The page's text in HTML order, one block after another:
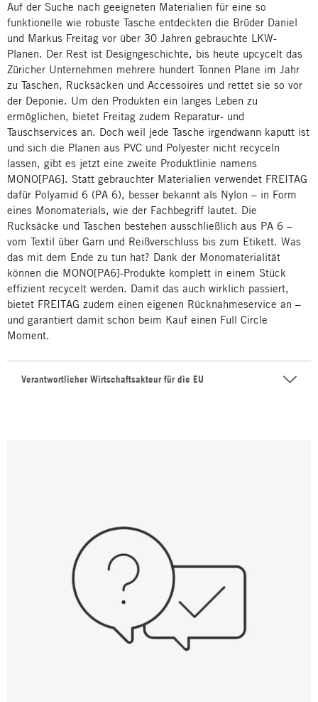
Auf der Suche nach geeigneten Materialien für eine so
funktionelle wie robuste Tasche entdeckten die Brüder Daniel
und Markus Freitag vor über 30 Jahren gebrauchte LKW-
Planen. Der Rest ist Designgeschichte, bis heute upcycelt das
Züricher Unternehmen mehrere hundert Tonnen Plane im Jahr
zu Taschen, Rucksäcken und Accessoires und rettet sie so vor
der Deponie. Um den Produkten ein langes Leben zu
ermöglichen, bietet Freitag zudem Reparatur- und
Tauschservices an. Doch weil jede Tasche irgendwann kaputt ist
und sich die Planen aus PVC und Polyester nicht recyceln
lassen, gibt es jetzt eine zweite Produktlinie namens
MONO[PA6]. Statt gebrauchter Materialien verwendet FREITAG
dafür Polyamid 6 (PA 6), besser bekannt als Nylon – in Form
eines Monomaterials, wie der Fachbegriff lautet. Die
Rucksäcke und Taschen bestehen ausschließlich aus PA 6 –
vom Textil über Garn und Reißverschluss bis zum Etikett. Was
das mit dem Ende zu tun hat? Dank der Monomaterialität
können die MONO[PA6]-Produkte komplett in einem Stück
effizient recycelt werden. Damit das auch wirklich passiert,
bietet FREITAG zudem einen eigenen Rücknahmeservice an –
und garantiert damit schon beim Kauf einen Full Circle
Moment.
Verantwortlicher Wirtschaftsakteur für die EU